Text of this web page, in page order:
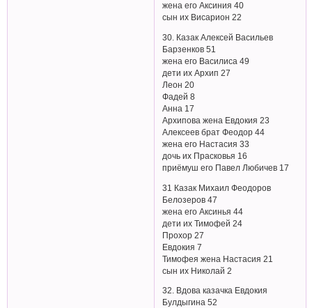
жена его Аксиния 40
сын их Висарион 22
30. Казак Алексей Васильев
Барзенков 51
жена его Василиса 49
дети их Архип 27
Леон 20
Фадей 8
Анна 17
Архипова жена Евдокия 23
Алексеев брат Феодор 44
жена его Настасия 33
дочь их Прасковья 16
приёмуш его Павел Любичев 17
31 Казак Михаил Феодоров
Белозеров 47
жена его Аксинья 44
дети их Тимофей 24
Прохор 27
Евдокия 7
Тимофея жена Настасия 21
сын их Николай 2
32. Вдова казачка Евдокия
Булдыгина 52